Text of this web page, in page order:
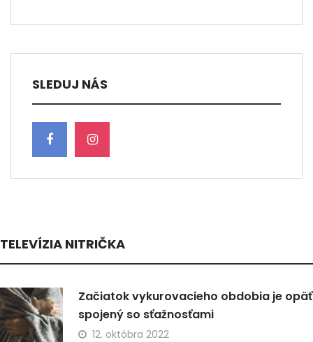
SLEDUJ NÁS
TELEVÍZIA NITRIČKA
Začiatok vykurovacieho obdobia je opäť
spojený so sťažnosťami
12. októbra 2022